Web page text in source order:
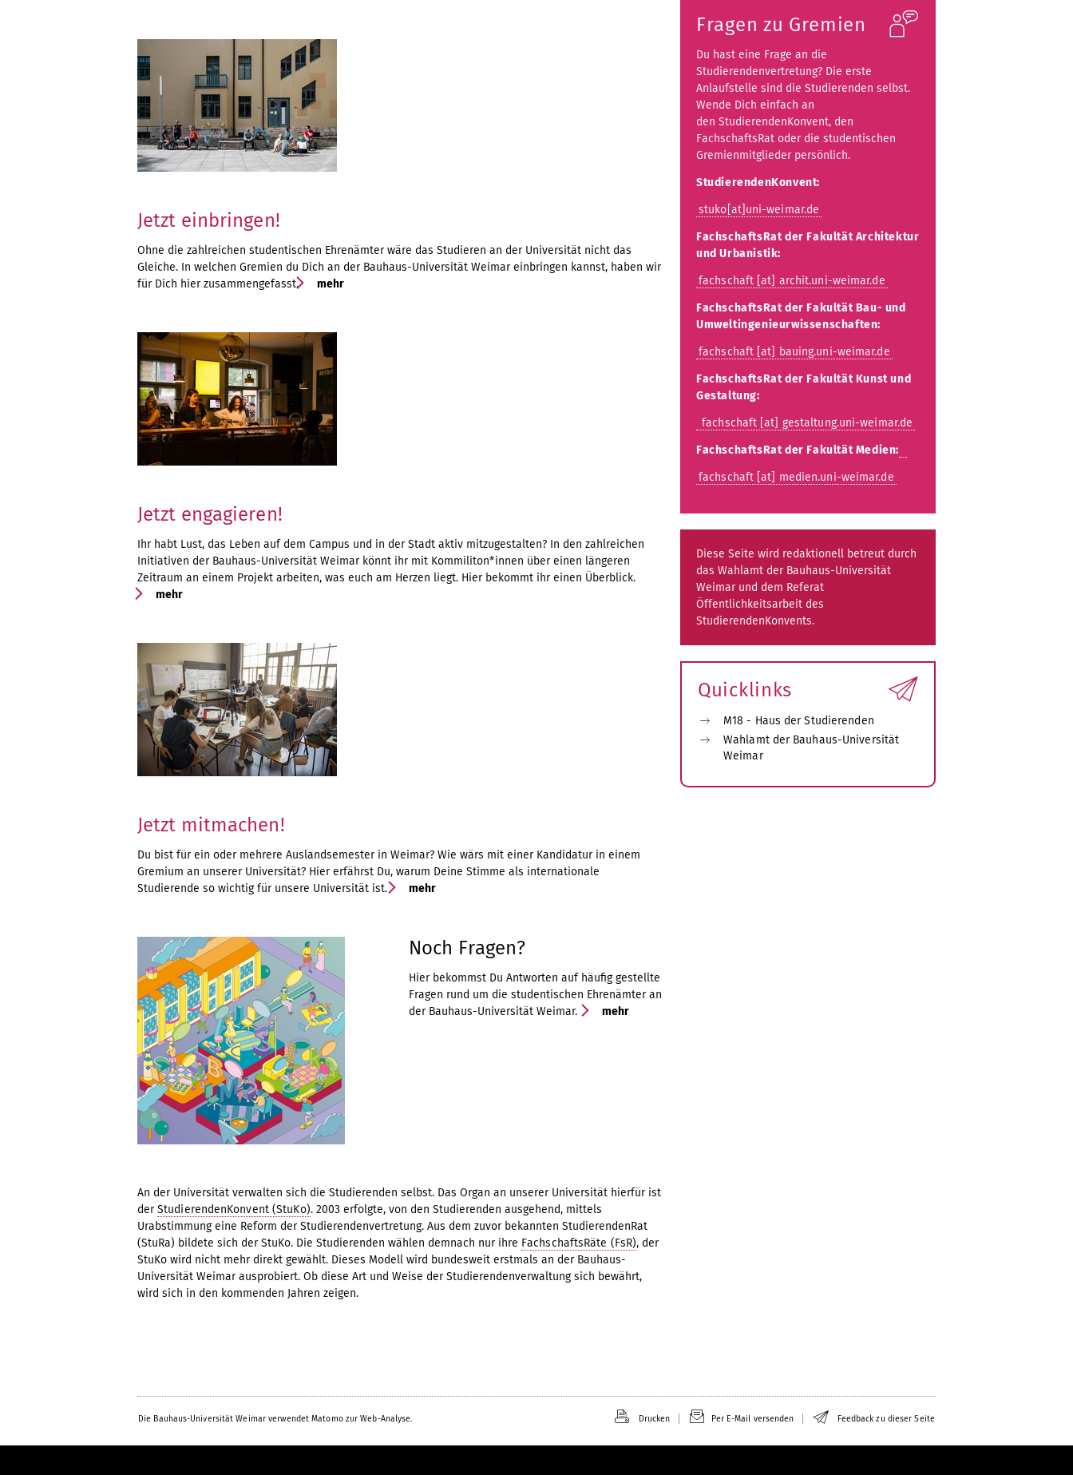
Jetzt einbringen!
Ohne die zahlreichen studentischen Ehrenämter wäre das Studieren an der Universität nicht das
Gleiche. In welchen Gremien du Dich an der Bauhaus-Universität Weimar einbringen kannst, haben wir
für Dich hier zusammengefasst.
mehr
Jetzt engagieren!
Ihr habt Lust, das Leben auf dem Campus und in der Stadt aktiv mitzugestalten? In den zahlreichen
Initiativen der Bauhaus-Universität Weimar könnt ihr mit Kommiliton*innen über einen längeren
Zeitraum an einem Projekt arbeiten, was euch am Herzen liegt. Hier bekommt ihr einen Überblick.
mehr
Jetzt mitmachen!
Du bist für ein oder mehrere Auslandsemester in Weimar? Wie wärs mit einer Kandidatur in einem
Gremium an unserer Universität? Hier erfährst Du, warum Deine Stimme als internationale
Studierende so wichtig für unsere Universität ist.
mehr
Noch Fragen?
Hier bekommst Du Antworten auf häufig gestellte
Fragen rund um die studentischen Ehrenämter an
der Bauhaus-Universität Weimar.
mehr
An der Universität verwalten sich die Studierenden selbst. Das Organ an unserer Universität hierfür ist
derStudierendenKonvent (StuKo). 2003 erfolgte, von den Studierenden ausgehend, mittels
Urabstimmung eine Reform der Studierendenvertretung. Aus dem zuvor bekannten StudierendenRat
(StuRa) bildete sich der StuKo. Die Studierenden wählen demnach nur ihre FachschaftsRäte (FsR), der
StuKo wird nicht mehr direkt gewählt. Dieses Modell wird bundesweit erstmals an der Bauhaus-
Universität Weimar ausprobiert. Ob diese Art und Weise der Studierendenverwaltung sich bewährt,
wird sich in den kommenden Jahren zeigen.
Fragen zu Gremien
Du hast eine Frage an die
Studierendenvertretung? Die erste
Anlaufstelle sind die Studierenden selbst.
Wende Dich einfach an
den StudierendenKonvent, den
FachschaftsRat oder die studentischen
Gremienmitglieder persönlich.
StudierendenKonvent:
stuko[at]uni-weimar.de
FachschaftsRat der Fakultät Architektur
und Urbanistik:
fachschaft [at] archit.uni-weimar.de
FachschaftsRat der Fakultät Bau- und
Umweltingenieurwissenschaften:
fachschaft [at] bauing.uni-weimar.de
FachschaftsRat der Fakultät Kunst und
Gestaltung:
fachschaft [at] gestaltung.uni-weimar.de
FachschaftsRat der Fakultät Medien:
fachschaft [at] medien.uni-weimar.de
Diese Seite wird redaktionell betreut durch
das Wahlamt der Bauhaus-Universität
Weimar und dem Referat
Öffentlichkeitsarbeit des
StudierendenKonvents.
Quicklinks
M18 - Haus der Studierenden
Wahlamt der Bauhaus-Universität
Weimar
Die Bauhaus-Universität Weimar verwendet Matomo zur Web-Analyse. Drucken Per E-Mail versenden Feedback zu dieser Seite